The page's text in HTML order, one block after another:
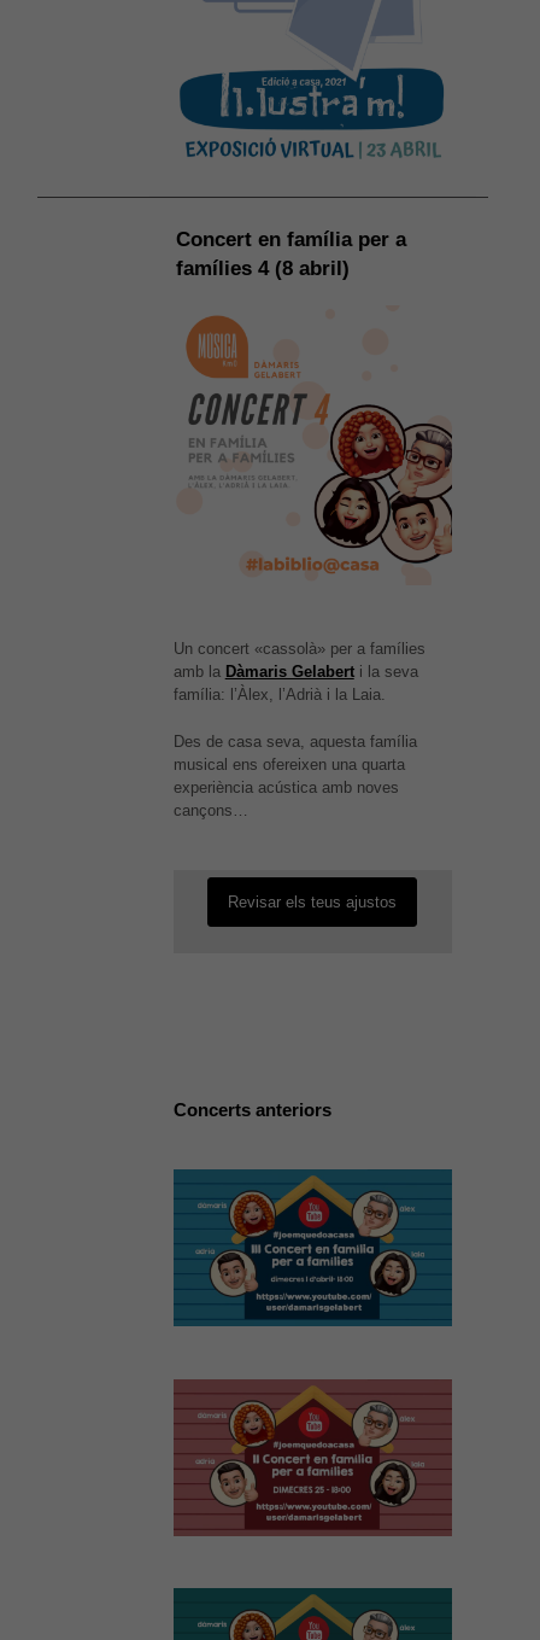
Concert en família per a
famílies 4 (8 abril)
Un concert «cassolà» per a famílies
amb la Dàmaris Gelaberti la seva
família: l’Àlex, l’Adrià i la Laia.
Des de casa seva, aquesta família
musical ens ofereixen una quarta
experiència acústica amb noves
cançons…
És possible que la vostra
configuració us impedeixi veure
aquest contingut. El més probable
és que tinguis l'experiència
Revisar els teus ajustos
Concerts anteriors